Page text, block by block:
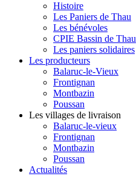
Histoire
Les Paniers de Thau
Les bénévoles
CPIE Bassin de Thau
Les paniers solidaires
Les producteurs
Balaruc-le-Vieux
Frontignan
Montbazin
Poussan
Les villages de livraison
Balaruc-le-vieux
Frontignan
Montbazin
Poussan
Actualités